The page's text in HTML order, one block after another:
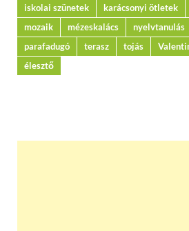
iskolai szünetek
karácsonyi ötletek
mozaik
mézeskalács nyelvtanulás
parafadugó
terasz tojás
élesztő